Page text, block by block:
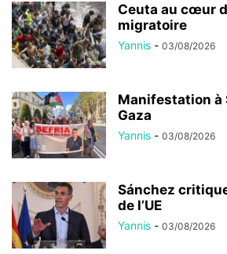
Ceuta au cœur
migratoire
Yannis - 03/08/2026
Manifestation à
Gaza
Yannis - 03/08/2026
Sánchez
de l’UE
Yannis - 03/08/2026